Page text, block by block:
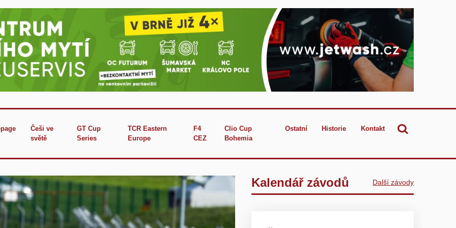
Češi ve
světě
GT Cup
Series
TCR Eastern
Europe
F4
CEZ
Clio Cup
Bohemia
Ostatní Historie Kontakt
Kalendář závodů Další závody